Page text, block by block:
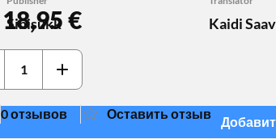
Sinisukk Kaidi
0 отзывов Оставить отзыв
18,95 €